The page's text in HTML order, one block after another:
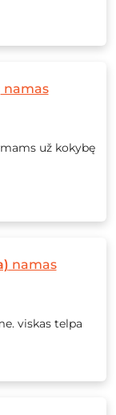
namas
už kokybę
namas
viskas telpa